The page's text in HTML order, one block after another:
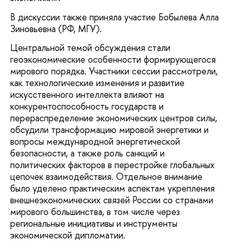
В дискуссии также приняла участие Бобылева Алла
Зиновьевна (РФ, МГУ).
Центральной темой обсуждения стали
геоэкономические особенности формирующегося
мирового порядка. Участники сессии рассмотрели,
как технологические изменения и развитие
искусственного интеллекта влияют на
конкурентоспособность государств и
перераспределение экономических центров силы,
обсудили трансформацию мировой энергетики и
вопросы международной энергетической
безопасности, а также роль санкций и
политических факторов в перестройке глобальных
цепочек взаимодействия. Отдельное внимание
было уделено практическим аспектам укрепления
внешнеэкономических связей России со странами
мирового большинства, в том числе через
региональные инициативы и инструменты
экономической дипломатии.